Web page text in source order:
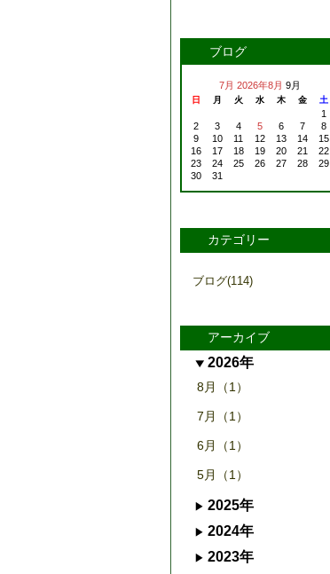
ブログ
7月 2026年8月 9月
日 月 火 水 木 金 土
1
2
3 4 5 6 7
8
9
10 11 12 13 14
15
16
17 18 19 20 21
22
23
24 25 26 27 28
29
30
31
カテゴリー
ブログ(114)
アーカイブ
2026年
8月（1）
7月（1）
6月（1）
5月（1）
2025年
2024年
2023年